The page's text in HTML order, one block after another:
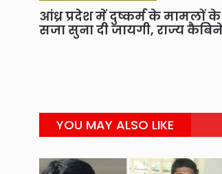
आंध्र प्रदेश में दुष्कर्म के मामलों के
सजा सुना दी जायगी, राज्य
YOU MAY ALSO LIKE